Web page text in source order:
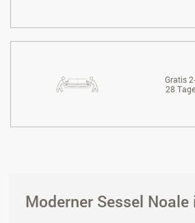
Gratis
28
Moderner Sessel